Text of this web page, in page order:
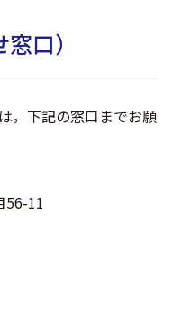
口）
，下記の窓口までお願
56-11